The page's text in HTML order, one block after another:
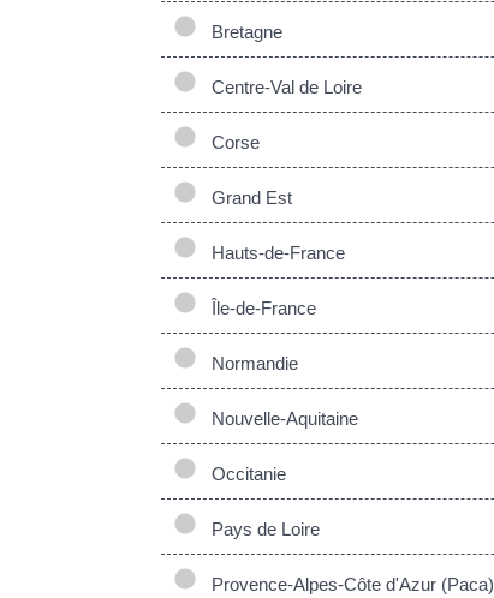
Bretagne
Centre-Val de Loire
Corse
Grand Est
Hauts-de-France
Île-de-France
Normandie
Nouvelle-Aquitaine
Occitanie
Pays de Loire
Provence-Alpes-Côte d'Azur (Paca)